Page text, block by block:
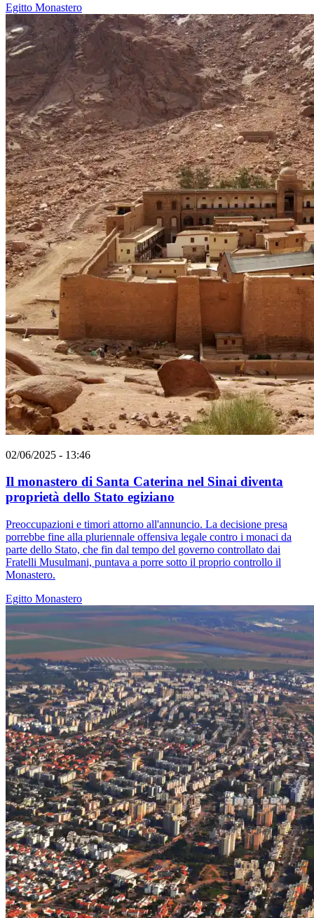
Egitto Monastero
02/06/2025 - 13:46
Il monastero di Santa Caterina nel Sinai diventa
proprietà dello Stato egiziano
Preoccupazioni e timori attorno all'annuncio. La decisione presa
porrebbe fine alla pluriennale offensiva legale contro i monaci da
parte dello Stato, che fin dal tempo del governo controllato dai
Fratelli Musulmani, puntava a porre sotto il proprio controllo il
Monastero.
Egitto Monastero